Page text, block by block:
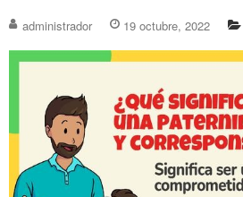
administrador 19 octubre, 2022